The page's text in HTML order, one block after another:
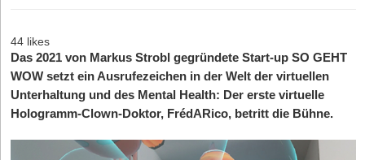
44 likes
Das 2021 von Markus Strobl gegründete Start-up SO GEHT
WOW setzt ein Ausrufezeichen in der Welt der virtuellen
Unterhaltung und des Mental Health: Der erste virtuelle
Hologramm-Clown-Doktor, FrédARico, betritt die Bühne.